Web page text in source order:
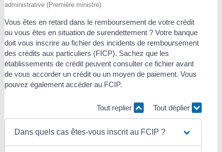
administrative (Première ministre)
Vous êtes en retard dans le remboursement de votre crédit
ou vous êtes en situation de surendettement ? Votre banque
doit vous inscrire au fichier des incidents de remboursement
des crédits aux particuliers (FICP). Sachez que les
établissements de crédit peuvent consulter ce fichier avant
de vous accorder un crédit ou un moyen de paiement. Vous
pouvez également accéder au FCIP.
Tout replier Tout déplier
Dans quels cas êtes-vous inscrit au FCIP ?